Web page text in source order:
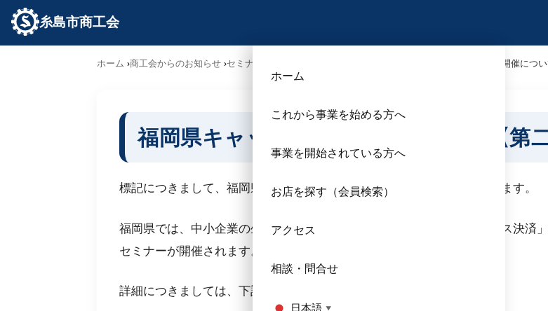
糸島市商工会
ホーム
これから事業を始める方へ
事業を開始されている方へ
お店を探す（会員検索）
アクセス
相談・問合せ
日本語 ▼
ホーム 商工会からのお知らせ セミナー･勉強会 福岡県キャッシュレス推進セミナー【第二弾】の開催につ
福岡県キャッシュレス推進セミナー【第
標記につきまして、福岡県より案内がありましたので、お知らせいたします。
福岡県では、中小企業の生産性向上を図るうえで有効な「キャッシュレス決済
セミナーが開催されます。
詳細につきましては、下記事項及び別添資料をご確認のください。